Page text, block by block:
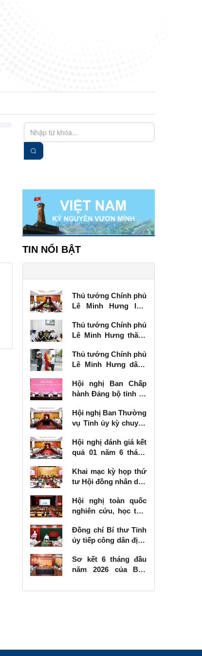
TIN NỔI BẬT
Thủ tướng Chính phủ
Lê Minh Hưng làm
vụ Tỉnh ủy Lạng Sơn
Thủ tướng Chính phủ
Lê Minh Hưng thăm,
binh tại Lạng Sơn
Thủ tướng Chính phủ
Lê Minh Hưng dâng
các Anh hùng liệt sĩ
tại Lạng Sơn
Hội nghị Ban Chấp
hành Đảng bộ tỉnh kỳ
Hội nghị Ban Thường
vụ Tỉnh ủy kỳ chuyên
Hội nghị đánh giá kết
quả 01 năm 6 tháng
số 57-NQ/TW
Khai mạc kỳ họp thứ
tư Hội đồng nhân dân
kỳ 2026 - 2031
Hội nghị toàn quốc
nghiên cứu, học tập,
khai thực hiện Nghị
quyết số 10-NQ/TW
phát triển kinh tế có
vốn đầu tư nước
Đồng chí Bí thư Tỉnh
ủy tiếp công dân định
Sơ kết 6 tháng đầu
năm 2026 của Ban
các công trình, dự án